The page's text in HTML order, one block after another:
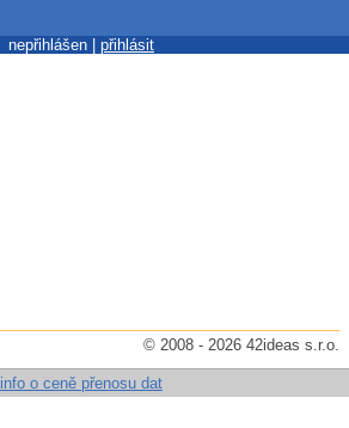
nepřihlášen | přihlásit
© 2008 - 2026 42ideas s.r.o.
info o ceně přenosu dat